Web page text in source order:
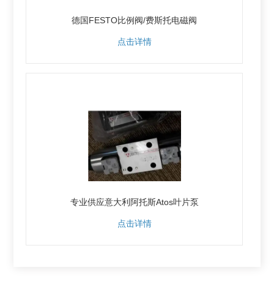
德国FESTO比例阀/费斯托电磁阀
点击详情
专业供应意大利阿托斯Atos叶片泵
点击详情